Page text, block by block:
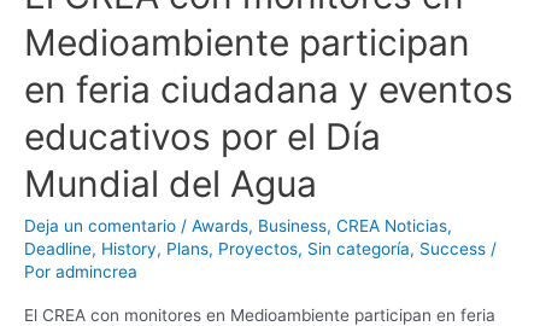
Medioambiente participan
en feria ciudadana y eventos
educativos por el Día
Mundial del Agua
Deja un comentario / Awards, Business, CREA Noticias,
Deadline, History, Plans, Proyectos, Sin categoría, Success /
Por admincrea
El CREA con monitores en Medioambiente participan en feria